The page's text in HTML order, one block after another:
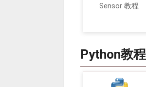
Sensor 教程
Python教程